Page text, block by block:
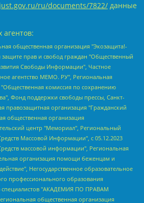
ru/documents/7822/ данные
Витальевна, Маняхин Петр Борисович, Чуракова Ольга Владимировна, Ярош Юлия Петровна, Юридическое лицо "The Insider SIA", зарегистрированное в Риге, Латвийская Республика (дата регистрации 26.06.2015), являющееся администратором доменного имени интернет-издания "The Insider SIA", https://theins.ru, Постернак Алексей Евгеньевич, Рубин Михаил Аркадьевич, Анин Роман Александрович, Юридическое лицо Istories fonds, зарегистрированное в Латвийской Республике (регистрационный номер 50008295751, дата регистрации 24.02.2020), Великовский Дмитрий Александрович, Долинина Ирина Николаевна, Мароховская Алеся Алексеевна, Шлейнов Роман Юрьевич, Шмагун Олеся Валентиновна, Общество с ограниченной ответственностью "Альтаир 2021", Общество с ограниченной ответственностью "Вега 2021", Общество с ограниченной ответственностью "Главный редактор 2021", Общество с ограниченной ответственностью "Ромашки монолит", Важенков Артем Валерьевич, Ивановская областная общественная организация "Центр гендерных исследований", Гурман Юрий Альбертович, Медиапроект "ОВД-Инфо", Егоров Владимир Владимирович, Жилинский Владимир Александрович, Общество с ограниченной ответственностью "ЗП", Иванова София Юрьевна, Карезина Инна Павловна, Кильтау Екатерина Викторовна, Петров Алексей Викторович, Пискунов Сергей Евгеньевич, Смирнов Сергей Сергеевич, Тихонов Михаил Сергеевич, Общество с ограниченной ответственностью "ЖУРНАЛИСТ-ИНОСТРАННЫЙ АГЕНТ", Арапова Галина Юрьевна, Вольтская Татьяна Анатольевна, Американская компания "Mason G.E.S. Anonymous Foundation" (США), являющаяся владельцем интернет-издания https://mnews.world/, Компания "Stichting Bellingcat", зарегистрированная в Нидерландах (дата регистрации 11.07.2018), Захаров Андрей Вячеславович, Клепиковская Екатерина Дмитриевна, Общество с ограниченной ответственностью "МЕМО", Перл Роман Александрович, Симонов Евгений Алексеевич, Соловьева Елена Анатольевна, Сотников Даниил Владимирович, Сурначева Елизавета Дмитриевна, Автономная некоммерческая организация по защите прав человека и информированию населения "Якутия – Наше Мнение", Общество с ограниченной ответственностью "Москоу диджитал медиа", с 26.01.2023 Общество с ограниченной ответственностью "Чайка Белые сады", Ветошкина Валерия Валерьевна, Заговора Максим Александрович, Межрегиональное общественное движение "Российская ЛГБТ - сеть", Оленичев Максим Владимирович, Павлов Иван Юрьевич, Скворцова Елена Сергеевна, Общество с ограниченной ответственностью "Как бы инагент", Кочетков Игорь Викторович, Общество с ограниченной ответственностью "Честные выборы", Еланчик Олег Александрович, Общество с ограниченной ответственностью "Нобелевский призыв", Гималова Регина Эмилевна, Григорьев Андрей Валерьевич, Григорьева Алина Александровна, Ассоциация по содействию защите прав призывников, альтернативнослужащих и военнослужащих "Правозащитная группа "Гражданин.Армия.Право", Хисамова Регина Фаритовна, Автономная некоммерческая организация по реализации социально-правовых программ "Лилит", Дальневосточное общественное движение "Маяк", Санкт-Петербургская ЛГБТ-инициативная группа "Выход", Инициативная группа ЛГБТ+ "Реверс", Алексеев Андрей Викторович, Бекбулатова Таисия Львовна, Беляев Иван Михайлович, Владыкина Елена Сергеевна, Гельман Марат Александрович, Никульшина Вероника Юрьевна, Толоконникова Надежда Андреевна, Шендерович Виктор Анатольевич, Общество с ограниченной ответственностью "Данное сообщение", Общество с ограниченной ответственностью Издательский дом "Новая глава", Айнбиндер Александра Александровна, Московский комьюнити-центр для ЛГБТ+инициатив, Благотворительный фонд развития филантропии, Deutsche Welle (Германия, Kurt-Schumacher-Strasse 3, 53113 Bonn), Борзунова Мария Михайловна, Воробьев Виктор Викторович, Голубева Анна Львовна, Константинова Алла Михайловна, Малкова Ирина Владимировна, Мурадов Мурад Абдулгалимович, Осетинская Елизавета Николаевна, Понасенков Евгений Николаевич, Ганапольский Матвей Юрьевич, Киселев Евгений Алексеевич, Борухович Ирина Григорьевна, Дремин Иван Тимофеевич, Дубровский Дмитрий Викторович, Красноярская региональная общественная организация поддержки и развития альтернативных образовательных технологий и межкультурных коммуникаций "ИНТЕРРА", Маяковская Екатерина Алексеевна, Фейгин Марк Захарович, Филимонов Андрей Викторович, Дзугкоева Регина Николаевна, Доброхотов Роман Александрович, Дудь Юрий Александрович, Елкин Сергей Владимирович, Кругликов Кирилл Игоревич, Сабунаева Мария Леонидовна, Семенов Алексей Владимирович, Шаинян Карен Багратович, Шульман Екатерина Михайловна, Асафьев Артур Валерьевич, Вахштайн Виктор Семенович, Венедиктов Алексей Алексеевич, Лушникова Екатерина Евгеньевна, Волков Леонид Михайлович, Невзоров Александр Глебович, Пархоменко Сергей Борисович, Сироткин Ярослав Николаевич, Кара-Мурза Владимир Владимирович, Баранова Наталья Владимировна, Гозман Леонид Яковлевич, Кагарлицкий Борис Юльевич, Климарев Михаил Валерьевич, Милов Владимир Станиславович, Автономная некоммерческая организация Краснодарский центр современного искусства "Типография", Моргенштерн Алишер Тагирович, Соболь Любовь Эдуардовна, Общество с ограниченной ответственностью "ЛИЗА НОРМ", Каспаров Гарри Кимович, Ходорковский Михаил Борисович, Общество с ограниченной ответственностью "Апрельские тезисы", Данилович Ирина Брониславовна, Кашин Олег Владимирович, Петров Николай Владимирович, Пивоваров Алексей Владимирович, Соколов Михаил Владимирович, Цветкова Юлия Владимировна, Чичваркин Евгений Александрович, Комитет против пыток/Команда против пыток, Общество с ограниченной ответственностью "Первый научный", Общество с ограниченной ответственностью "Вертолет и ко", Белоцерковская Вероника Борисовна, Кац Максим Евгеньевич, Лазарева Татьяна Юрьевна, Шаведдинов Руслан Табризович, Яшин Илья Валерьевич, Общество с ограниченной ответственностью "Иноагент ААВ", Алешковский Дмитрий Петрович, Альбац Евгения Марковна, Быков Дмитрий Львович, Галямина Юлия Евгеньевна, Лойко Сергей Леонидович, Мартынов Кирилл Константинович, Медведев Сергей Александрович, Крашенинников Федор Геннадиевич, Гордеева Катерина Вл